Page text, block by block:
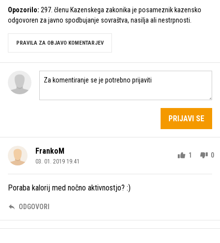
Opozorilo: 297. členu Kazenskega zakonika je posameznik kazensko
odgovoren za javno spodbujanje sovraštva, nasilja ali nestrpnosti.
PRAVILA ZA OBJAVO KOMENTARJEV
PRIJAVI SE
FrankoM
03. 01. 2019 19.41
1 0
Poraba kalorij med nočno aktivnostjo? :)
ODGOVORI